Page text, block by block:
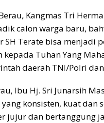
Kangmas Tri
calon warga baru,
SH Terate bisa menjadi
Tuhan Yang
daerah TNI/Polri
Ibu Hj. Sri Junarsih
yang konsisten, kuat
jujur dan bertanggung